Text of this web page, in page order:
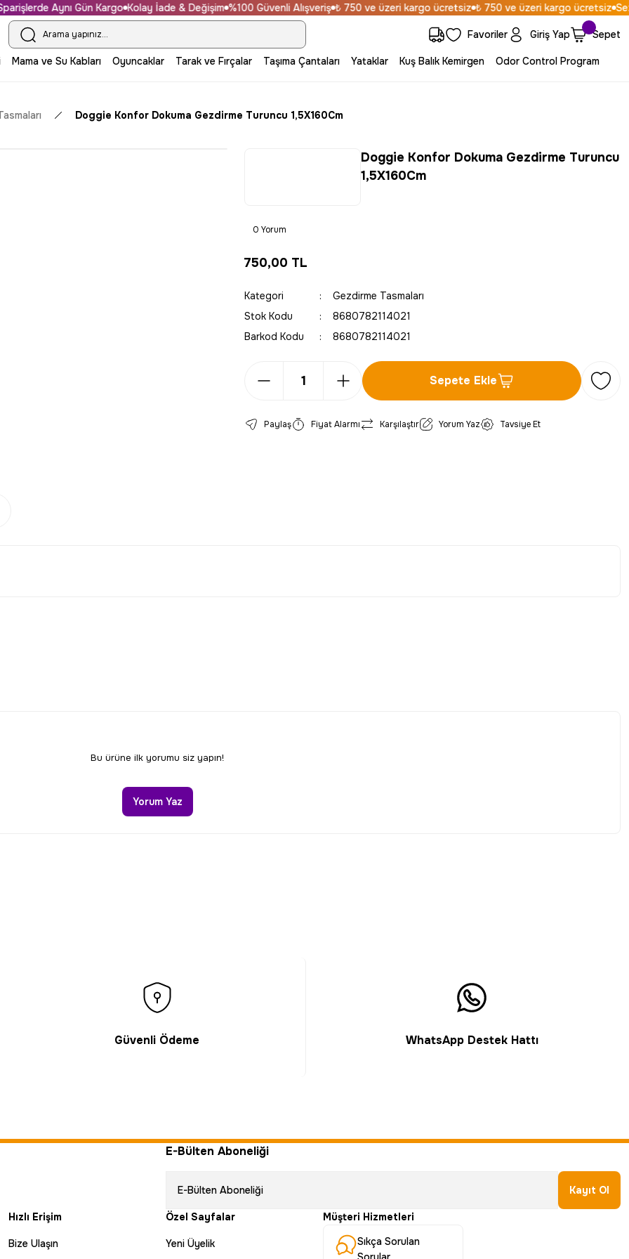
Aynı Gün Kargo Kolay İade & Değişim %100 Güvenli Alışveriş ₺ 750 ve üzeri kargo ücretsiz ₺ 750 ve üzeri kargo ücretsiz
Favoriler Giriş Yap Sepet
Mama ve Su Kabları Oyuncaklar Tarak ve Fırçalar Taşıma Çantaları Yataklar Kuş Balık Kemirgen Odor Control Program
Doggie Konfor Dokuma Gezdirme Turuncu 1,5X160Cm
Doggie Konfor Dokuma Gezdirme Turuncu
1,5X160Cm
0 Yorum
750,00 TL
Kategori
Gezdirme Tasmaları
Stok Kodu
8680782114021
Barkod Kodu
8680782114021
Sepete Ekle
Paylaş Fiyat Alarmı Karşılaştır Yorum Yaz Tavsiye Et
Bu ürüne ilk yorumu siz yapın!
Yorum Yaz
Güvenli Ödeme WhatsApp Destek Hattı
E-Bülten Aboneliği
Kayıt Ol
Hızlı Erişim
Bize Ulaşın
Özel Sayfalar
Yeni Üyelik
Müşteri Hizmetleri
Sıkça Sorulan